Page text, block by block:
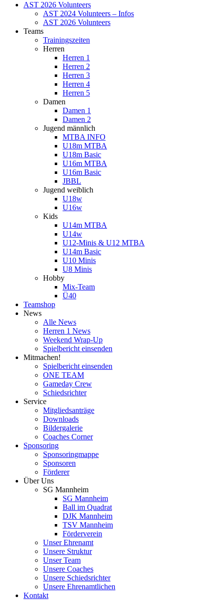
AST 2026 Volunteers
AST 2024 Volunteers – Infos
AST 2026 Volunteers
Teams
Trainingszeiten
Herren
Herren 1
Herren 2
Herren 3
Herren 4
Herren 5
Damen
Damen 1
Damen 2
Jugend männlich
MTBA INFO
U18m MTBA
U18m Basic
U16m MTBA
U16m Basic
JBBL
Jugend weiblich
U18w
U16w
Kids
U14m MTBA
U14w
U12-Minis & U12 MTBA
U14m Basic
U10 Minis
U8 Minis
Hobby
Mix-Team
Ü40
Teamshop
News
Alle News
Herren 1 News
Weekend Wrap-Up
Spielbericht einsenden
Mitmachen!
Spielbericht einsenden
ONE TEAM
Gameday Crew
Schiedsrichter
Service
Mitgliedsanträge
Downloads
Bildergalerie
Coaches Corner
Sponsoring
Sponsoringmappe
Sponsoren
Förderer
Über Uns
SG Mannheim
SG Mannheim
Ball im Quadrat
DJK Mannheim
TSV Mannheim
Förderverein
Unser Ehrenamt
Unsere Struktur
Unser Team
Unsere Coaches
Unsere Schiedsrichter
Unsere Ehrenamtlichen
Kontakt